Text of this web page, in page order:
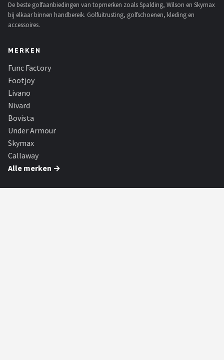
De beste golfaanbiedingen van topmerken zoals Spalding, Wilson en Skymax
bij elkaar binnen handbereik. Golfuitrusting, golfschoenen, kleding en
accessoires.
MERKEN
Func Factory
Footjoy
Livano
Nivard
Bovista
Under Armour
Skymax
Callaway
Alle merken →